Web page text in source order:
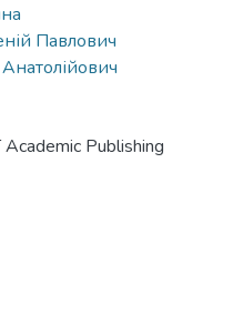
Павлович
Publishing